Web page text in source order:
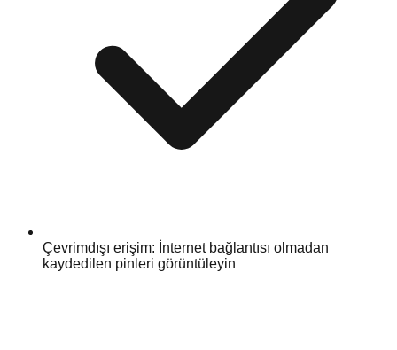
Çevrimdışı erişim: İnternet bağlantısı olmadan
kaydedilen pinleri görüntüleyin